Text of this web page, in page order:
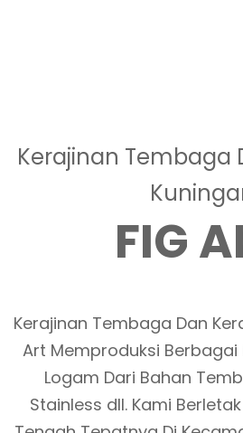
Kerajinan Tembaga
FIG
Kerajinan Tembaga Dan
Art Memproduksi
Logam Dari Bahan
Stainless dll. Kami